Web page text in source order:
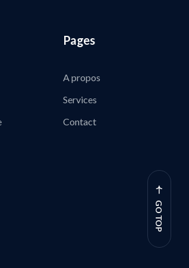
Pages
A propos
Services
Contact
GO TOP